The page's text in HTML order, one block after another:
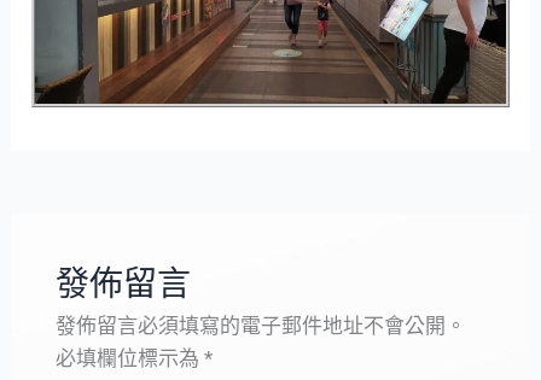
發佈留言
發佈留言必須填寫的電子郵件地址不會公開。
必填欄位標示為 *